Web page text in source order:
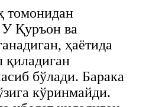
томонидан
Қуръон ва
ҳаётида
қиладиган
бўлади. Барака
кўринмайди.